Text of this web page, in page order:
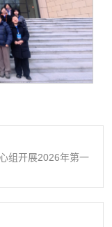
组开展2026年第一